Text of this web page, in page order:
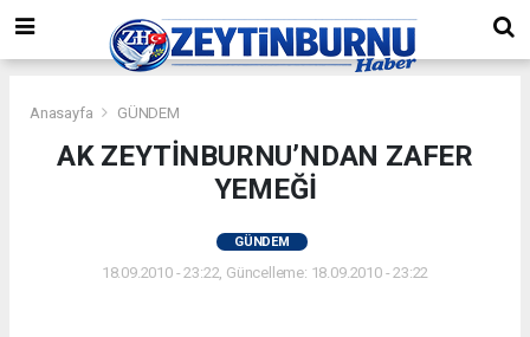
Anasayfa GÜNDEM
AK ZEYTİNBURNU’NDAN ZAFER
YEMEĞİ
GÜNDEM
18.09.2010 - 23:22, Güncelleme: 18.09.2010 - 23:22